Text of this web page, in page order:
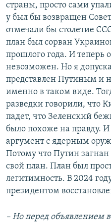
страны, просто сами
у был бы возвращен
отмечали бы столетие
план был сорван
прошлого года. И теперь
невозможен. Но я
представлен Путиным и
именно в таком виде.
разведки говорили, что
падет, что Зеленский
было похоже на правду.
аргумент с ядерным
Потому что Путин загнан
свой план. План был
легитимность. В 2024
президентом
– Но перед объявлением